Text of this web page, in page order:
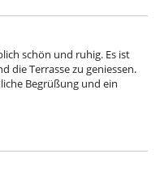
schön und ruhig. Es ist
die Terrasse zu geniessen.
Begrüßung und ein